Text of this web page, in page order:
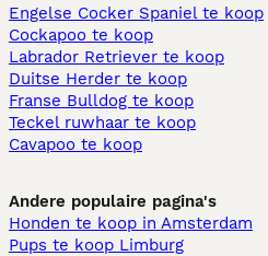
Engelse Cocker Spaniel te koop
Cockapoo te koop
Labrador Retriever te koop
Duitse Herder te koop
Franse Bulldog te koop
Teckel ruwhaar te koop
Cavapoo te koop
Andere populaire pagina's
Honden te koop in Amsterdam
Pups te koop Limburg​